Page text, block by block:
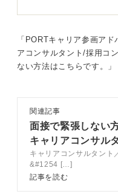
話すことができなけれ
皆さんは提出書類では
のある人」としてPRし
本当に大切なのはその
きることを伝えたい人
いと思いませんか？
なく、考え方の問題な
緊張の原因は、そもそ
「PORTキャリア参画ア
アコンサルタント/採用コ
ない方法はこちらです。」
関連記事
面接で緊張しない
キャリアコンサル
教える緊張緩和の
べきこと
キャリアコンサルタント
&#1254 […]
記事を読む